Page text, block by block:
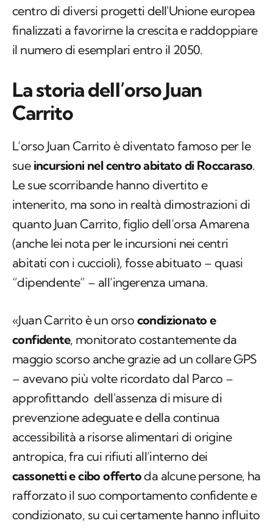
centro di diversi progetti dell'Unione europea
finalizzati a favorirne la crescita e raddoppiare
il numero di esemplari entro il 2050.
La storia dell’orso Juan
Carrito
L’orso Juan Carrito è diventato famoso per le
sue incursioni nel centro abitato di Roccaraso.
Le sue scorribande hanno divertito e
intenerito, ma sono in realtà dimostrazioni di
quanto Juan Carrito, figlio dell’orsa Amarena
(anche lei nota per le incursioni nei centri
abitati con i cuccioli), fosse abituato – quasi
“dipendente” – all’ingerenza umana.
«Juan Carrito è un orso condizionato e
confidente, monitorato costantemente da
maggio scorso anche grazie ad un collare GPS
– avevano più volte ricordato dal Parco –
approfittando dell'assenza di misure di
prevenzione adeguate e della continua
accessibilità a risorse alimentari di origine
antropica, fra cui rifiuti all’interno dei
cassonetti e cibo offertoda alcune persone, ha
rafforzato il suo comportamento confidente e
condizionato, su cui certamente hanno influito